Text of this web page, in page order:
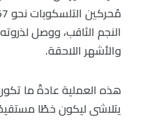
النجم الثاقب، ووصل
والأشهر اللاحقة.
هذه العملية عادةً ما
يتلاشى ليكون خطًا